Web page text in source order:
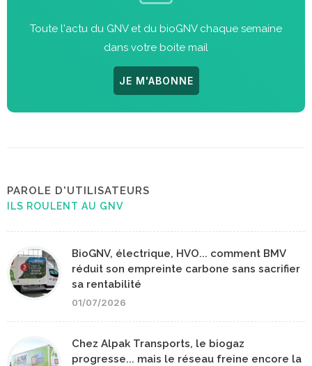
Toute l'actu du GNV et du bioGNV chaque semaine
dans votre boite mail
JE M'ABONNE
PAROLE D'UTILISATEURS
ILS ROULENT AU GNV
BioGNV, électrique, HVO... comment BMV
réduit son empreinte carbone sans sacrifier
sa rentabilité
01/07/2026
Chez Alpak Transports, le biogaz
progresse... mais le réseau freine encore la